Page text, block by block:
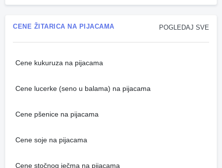
POGLEDAJ SVE
CENE ŽITARICA NA PIJACAMA
Cene kukuruza na pijacama
Cene lucerke (seno u balama) na pijacama
Cene pšenice na pijacama
Cene soje na pijacama
Cene stočnog ječma na pijacama